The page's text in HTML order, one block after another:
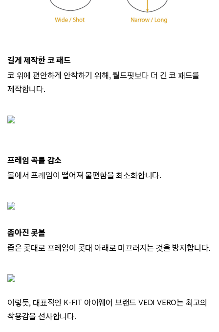
길게 제작한 코 패드
코 위에 편안하게 안착하기 위해, 월드핏보다 더 긴 코 패드를
제작합니다.
프레임 곡률 감소
볼에서 프레임이 떨어져 불편함을 최소화합니다.
좁아진 콧볼
좁은 콧대로 프레임이 콧대 아래로 미끄러지는 것을 방지합니다.
이렇듯, 대표적인 K-FIT 아이웨어 브랜드VEDI VERO는 최고의
착용감을 선사합니다.